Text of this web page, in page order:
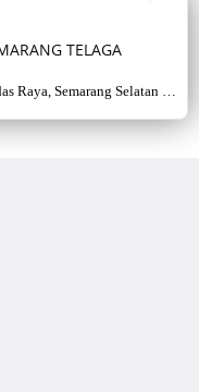
TELAGA
Raya, Semarang Selatan –
strategis.